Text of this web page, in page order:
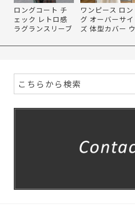
ロングコート チ
ェック レトロ感
ラグランスリーブ
ワンピース ロン
グ オーバーサイ
ズ 体型カバー ウ